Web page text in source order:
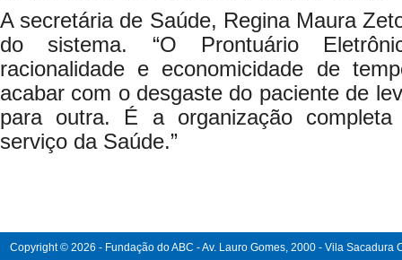
A secretária de Saúde, Regina Maura
do sistema. “O Prontuário
racionalidade e economicidade de
acabar com o desgaste do paciente de
para outra. É a organização
serviço da Saúde.”
Copyright © 2026 - Fundação do ABC - Av. Lauro Gomes, 2000 - Vila